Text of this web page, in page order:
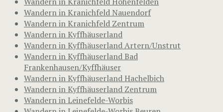
Wandern in Kranichfeld Nauendorf
Wandern in Kranichfeld Zentrum
Wandern in Kyffhäuserland
Wandern in Kyffhäuserland Artern/Unstrut
Wandern in Kyffhäuserland Bad
Frankenhausen/Kyffhäuser
Wandern in Kyffhäuserland Hachelbich
Wandern in Kyffhäuserland Zentrum
Wandern in Leinefelde-Worbis